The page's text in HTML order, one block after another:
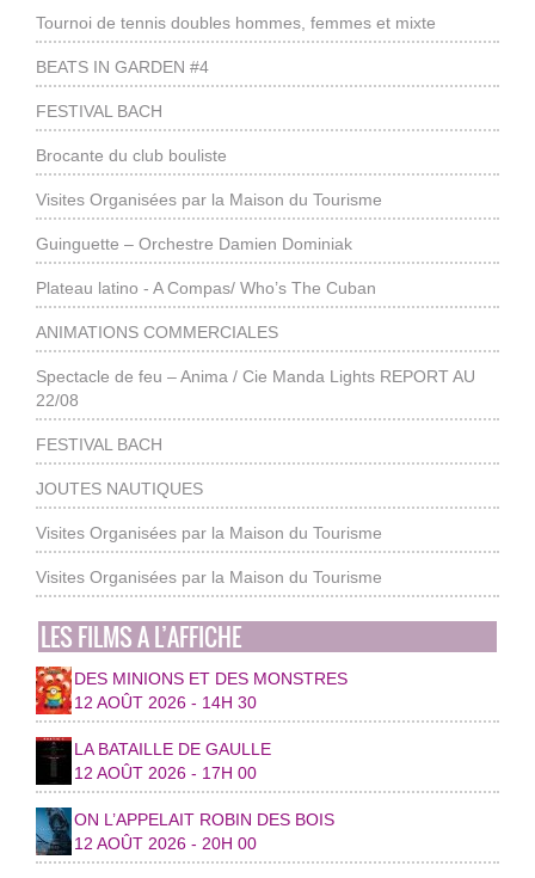
Tournoi de tennis doubles hommes, femmes et mixte
BEATS IN GARDEN #4
FESTIVAL BACH
Brocante du club bouliste
Visites Organisées par la Maison du Tourisme
Guinguette – Orchestre Damien Dominiak
Plateau latino - A Compas/ Who’s The Cuban
ANIMATIONS COMMERCIALES
Spectacle de feu – Anima / Cie Manda Lights REPORT AU
22/08
FESTIVAL BACH
JOUTES NAUTIQUES
Visites Organisées par la Maison du Tourisme
Visites Organisées par la Maison du Tourisme
LES FILMS A L’AFFICHE
DES MINIONS ET DES MONSTRES
12 AOÛT 2026 - 14H 30
LA BATAILLE DE GAULLE
12 AOÛT 2026 - 17H 00
ON L’APPELAIT ROBIN DES BOIS
12 AOÛT 2026 - 20H 00